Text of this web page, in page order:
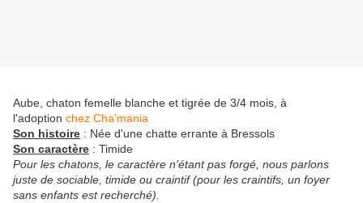
Aube, chaton femelle blanche et tigrée de 3/4 mois, à
l'adoption chez Cha'mania
Son histoire : Née d'une chatte errante à Bressols
Son caractère : Timide
Pour les chatons, le caractère n'étant pas forgé, nous parlons
juste de sociable, timide ou craintif (pour les craintifs, un foyer
sans enfants est recherché).